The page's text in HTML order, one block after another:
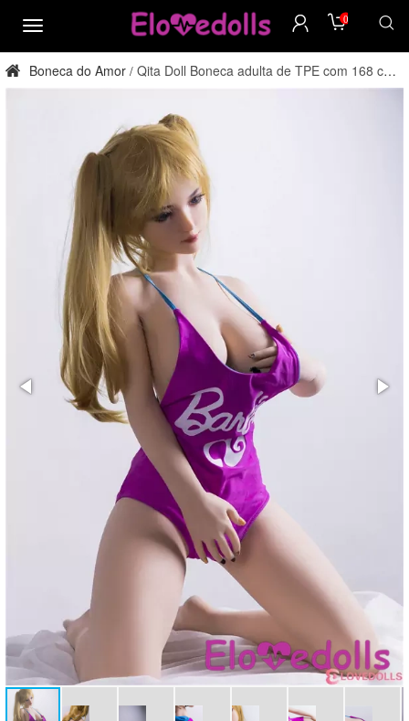
cardápio
0
Boneca do Amor / Qita Doll Boneca adulta de TPE com 168 cm
de altura e tamanho G, direto da fábrica.